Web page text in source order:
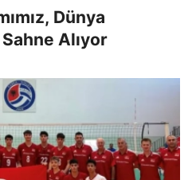
Dünya
Alıyor